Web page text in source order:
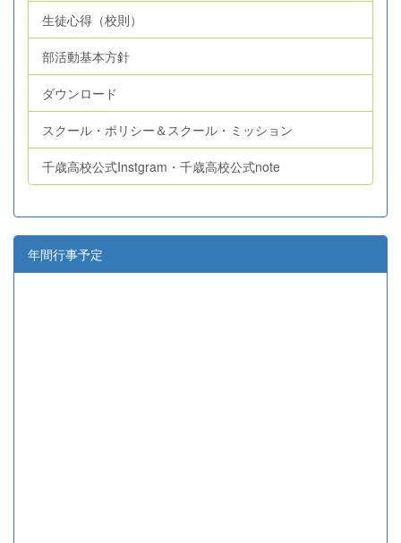
生徒心得（校則）
部活動基本方針
ダウンロード
スクール・ポリシー＆スクール・ミッション
千歳高校公式Instgram・千歳高校公式note
年間行事予定